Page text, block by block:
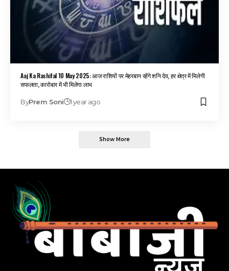
Aaj Ka Rashifal 10 May 2025: आज राशियों पर मेहरबान रहेंगे शनि देव, हर क्षेत्र में मिलेगी
सफलता, कारोबार में भी मिलेगा लाभ
ByPrem Soni 1 year ago
Show More